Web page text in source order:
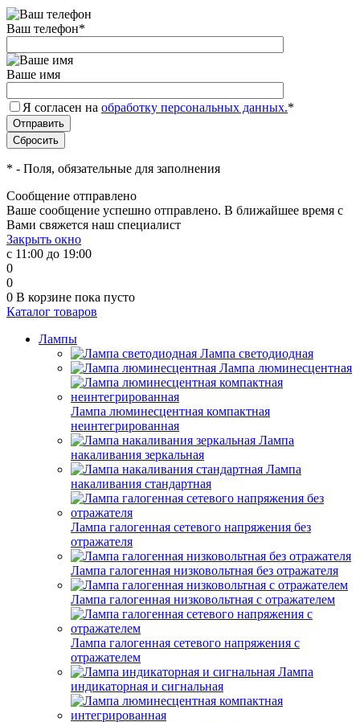
Ваш телефон*
Ваше имя
Я согласен на обработку персональных данных.*
* - Поля, обязательные для заполнения
Сообщение отправлено
Ваше сообщение успешно отправлено. В ближайшее время с
Вами свяжется наш специалист
Закрыть окно
с 11:00 до 19:00
0
0
0 В корзине пока пусто
Каталог товаров
Лампы
Лампа светодиодная
Лампа люминесцентная
Лампа люминесцентная компактная
неинтегрированная
Лампа
накаливания зеркальная
Лампа
накаливания стандартная
Лампа галогенная сетевого напряжения без
отражателя
Лампа галогенная низковольтная без отражателя
Лампа галогенная низковольтная с отражателем
Лампа галогенная сетевого напряжения с
отражателем
Лампа
индикаторная и сигнальная